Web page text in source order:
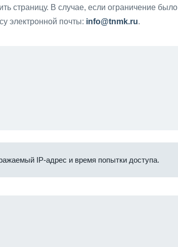
страницу. В случае, если ограничение было
электронной почты: info@tnmk.ru.
IP-адрес и время попытки доступа.